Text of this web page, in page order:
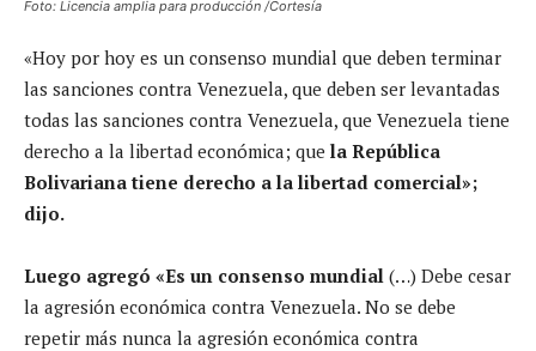
Foto: Licencia amplia para producción /Cortesía
«Hoy por hoy es un consenso mundial que deben terminar
las sanciones contra Venezuela, que deben ser levantadas
todas las sanciones contra Venezuela, que Venezuela tiene
derecho a la libertad económica; que la República
Bolivariana tiene derecho a la libertad comercial»;
dijo.
Luego agregó «Es un consenso mundial (…) Debe cesar
la agresión económica contra Venezuela. No se debe
repetir más nunca la agresión económica contra